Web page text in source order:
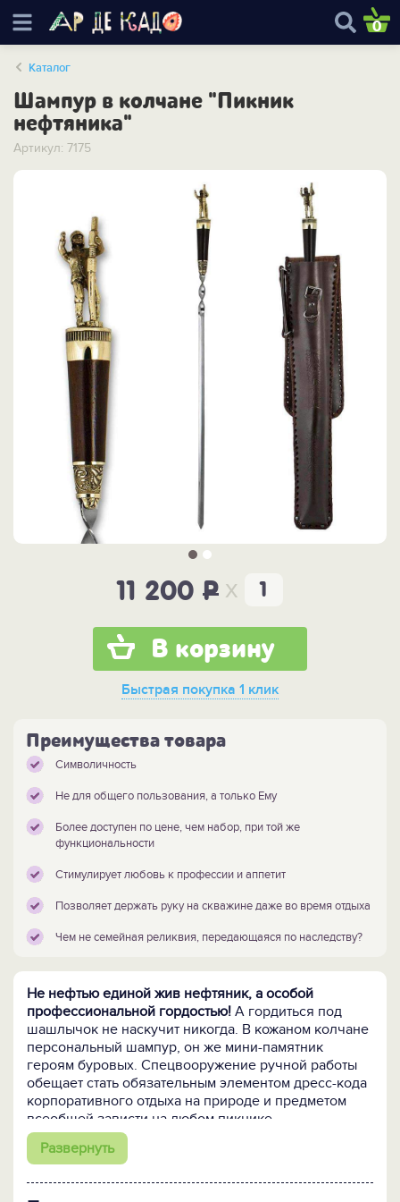
0
Каталог
Шампур в колчане "Пикник
нефтяника"
Артикул: 7175
11 200 P x
В корзину
Быстрая покупка 1 клик
Преимущества товара
Символичность
Не для общего пользования, а только Ему
Более доступен по цене, чем набор, при той же
функциональности
Стимулирует любовь к профессии и аппетит
Позволяет держать руку на скважине даже во время отдыха
Чем не семейная реликвия, передающаяся по наследству?
Не нефтью единой жив нефтяник, а особой
профессиональной гордостью! А гордиться под
шашлычок не наскучит никогда. В кожаном колчане
персональный шампур, он же мини-памятник
героям буровых. Спецвооружение ручной работы
обещает стать обязательным элементом дресс-кода
корпоративного отдыха на природе и предметом
всеобщей зависти на любом пикнике.
Как дарить один шампур?
Развернуть